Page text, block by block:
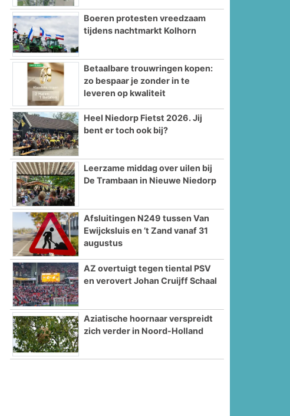
Boeren protesten vreedzaam
tijdens nachtmarkt Kolhorn
Betaalbare trouwringen kopen:
zo bespaar je zonder in te
leveren op kwaliteit
Heel Niedorp Fietst 2026. Jij
bent er toch ook bij?
Leerzame middag over uilen bij
De Trambaan in Nieuwe Niedorp
Afsluitingen N249 tussen Van
Ewijcksluis en ’t Zand vanaf 31
augustus
AZ overtuigt tegen tiental PSV
en verovert Johan Cruijff Schaal
Aziatische hoornaar verspreidt
zich verder in Noord-Holland